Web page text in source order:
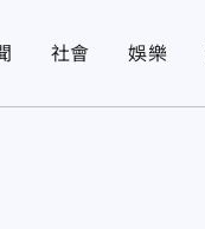
社會 娛樂